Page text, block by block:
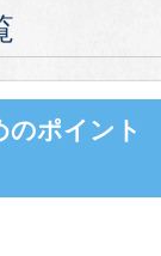
のポイント